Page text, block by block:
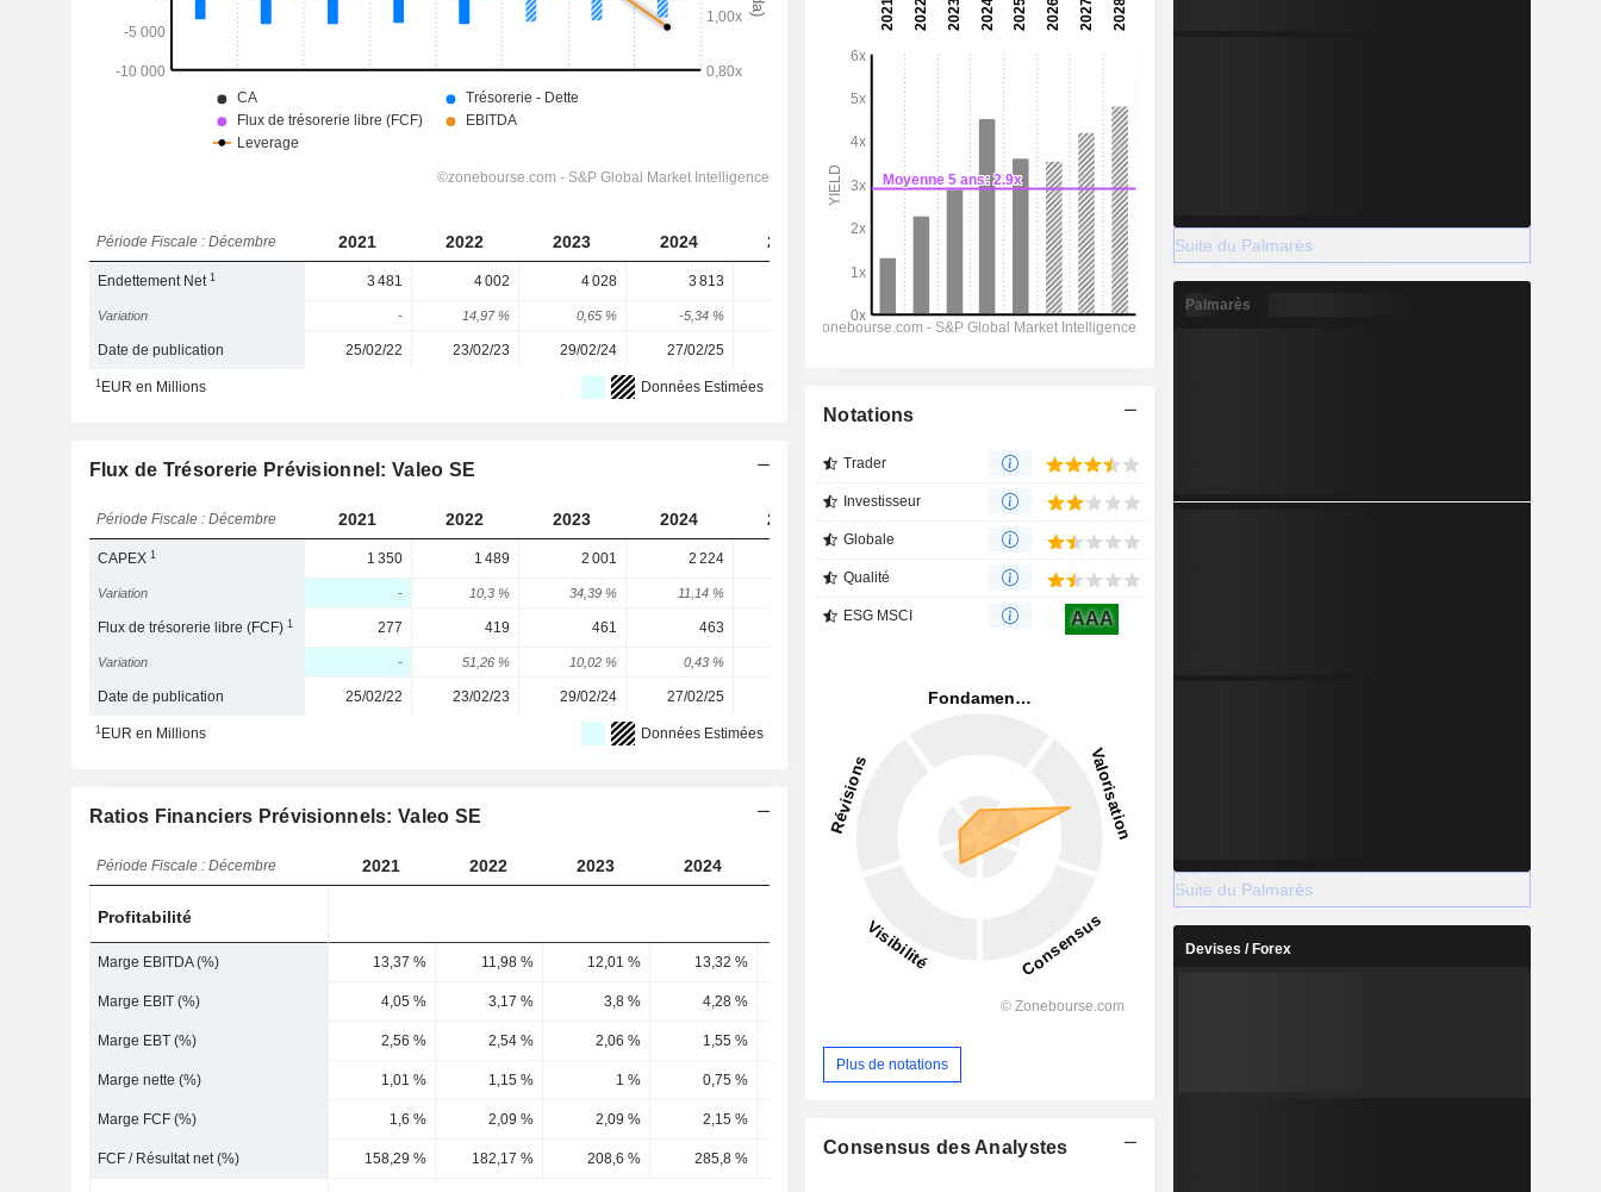
Période Fiscale : Décembre 2021 2022 2023 2024 2025 2026 2027 2028
Endettement Net1 3 481 4 002 4 028 3 813 3 810 3 539 3 164
Variation - 14,97 % 0,65 % -5,34 % -5,27 % -7,11 % -10,6 %
Date de publication 25/02/22 23/02/23 29/02/24 27/02/25
1EUR en Millions Données Estimées
Flux de Trésorerie Prévisionnel: Valeo SE
Période Fiscale : Décembre 2021 2022 2023 2024 2025
CAPEX1 1 350 1 489 2 001 2 224
Variation - 10,3 % 34,39 % 11,14 %
Flux de trésorerie libre (FCF)1 277 419 461 463 528 452,4
Variation - 51,26 % 10,02 % 0,43 %
Date de publication 25/02/22 23/02/23 29/02/24 27/02/25 -
1EUR en Millions Données Estimées
Ratios Financiers Prévisionnels: Valeo SE
Période Fiscale : Décembre 2021 2022 2023 2024
Profitabilité
Marge EBITDA (%) 13,37 % 11,98 % 12,01 % 13,32 % 14,58 % 14,85 %
Marge EBIT (%) 4,05 % 3,17 % 3,8 % 4,28 % 5,57 %
Marge EBT (%) 2,56 % 2,54 % 2,06 % 1,55 %
Marge nette (%) 1,01 % 1,15 % 1 % 0,75 % 0,96 % 1,43 %
Marge FCF (%) 1,6 % 2,09 % 2,09 % 2,15 %
FCF / Résultat net (%) 158,29 % 182,17 % 208,6 % 285,8 % 264 % 147,48 % 110,49 %
Notations
Trader
Investisseur
Globale
Qualité
ESG MSCI AAA
Plus de notations
Consensus des Analystes
Suite du Palmarès
Palmarès
Suite du Palmarès
Devises / Forex